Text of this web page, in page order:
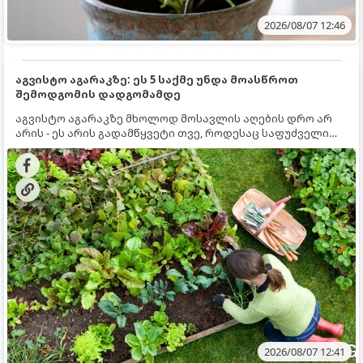
2026/08/07 12:46
აგვისტო აგარაკზე: ეს 5 საქმე უნდა მოასწროთ
შემოდგომის დადგომამდე
აგვისტო აგარაკზე მხოლოდ მოსავლის აღების დრო არ
არის - ეს არის გადამწყვეტი თვე, როდესაც საფუძველი
ეყრება მომავალი წლის მოსავალს და ბაღი მზადდება
შემოდგომა-ზამთრის სეზონისთვის. იმისათვის, რომ
ნიადაგმა ენერგია აღიდგინოს, ხოლო მცენარეებმა
ზამთარს გაუძლონ, აგვისტოს ბოლომდე 5
მნიშვნელოვანი საქმის გაკეთება უნდა მოასწროთ:
2026/08/07 12:41